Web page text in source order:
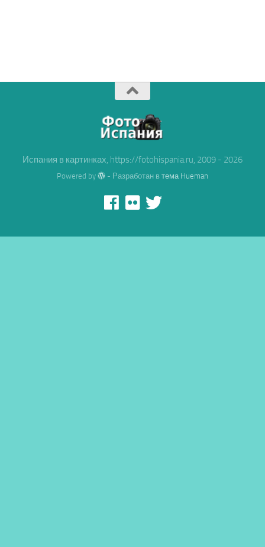
Испания в картинках, https://fotohispania.ru, 2009 - 2026
Powered by - Разработан втема Hueman